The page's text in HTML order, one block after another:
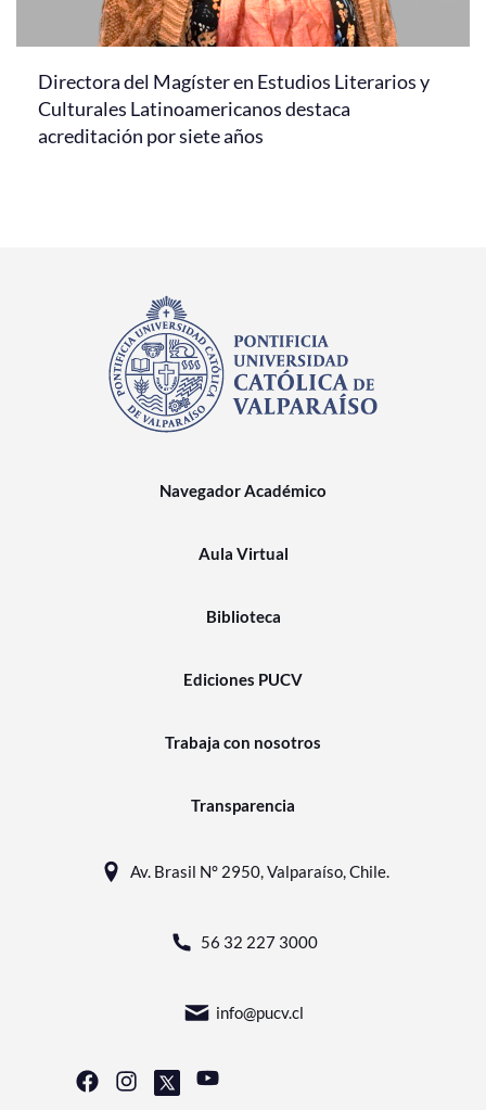
Directora del Magíster en Estudios Literarios y
Culturales Latinoamericanos destaca
acreditación por siete años
Navegador Académico
Aula Virtual
Biblioteca
Ediciones PUCV
Trabaja con nosotros
Transparencia
Av. Brasil N° 2950, Valparaíso, Chile.
56 32 227 3000
info@pucv.cl